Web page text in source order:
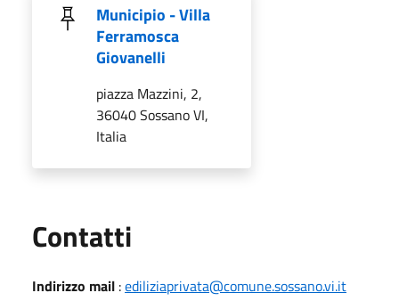
Municipio - Villa
Ferramosca
Giovanelli
piazza Mazzini, 2,
36040 Sossano VI,
Italia
Contatti
Indirizzo mail :ediliziaprivata@comune.sossano.vi.it